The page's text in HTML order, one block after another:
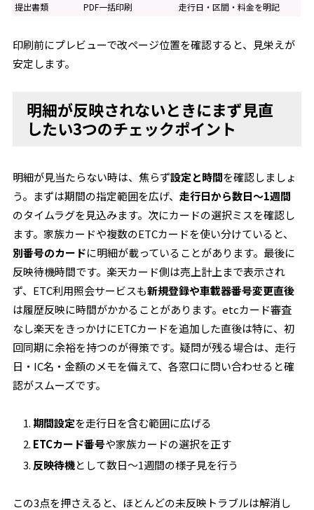
提出書類
PDF一括印刷 走行日・区間・料金を明記
印刷前にプレビューで改ページ位置を確認すると、見栄えが
安定します。
明細が反映されないときにまず見直
したい3つのチェックポイント
明細が見当たらない時は、焦らず設定と時間を確認しましょ
う。まずは期間の指定範囲を広げ、走行日から数日〜1週間
のタイムラグを見込みます。次にカードの選択ミスを確認し
ます。家族カードや複数のETCカードを使い分けていると、
別番号のカードに明細が載っていることがあります。最後に
反映待機時間です。楽天カード側は売上計上まで表示され
ず、ETC利用照会サービスも新規登録や車載器番号変更直後
は履歴反映に時間がかかることがあります。etcカード審査
なし楽天をきっかけにETCカードを追加した直後は特に、初
回同期に余裕を持つのが得策です。疑問が残る場合は、走行
日・IC名・金額のメモを備えて、各窓口に問い合わせると確
認がスムーズです。
期間設定を走行日を含む範囲に広げる
ETCカード番号や家族カードの選択を正す
反映待機として数日〜1週間の様子見を行う
この3点を押さえると、ほとんどの未反映トラブルは解消し